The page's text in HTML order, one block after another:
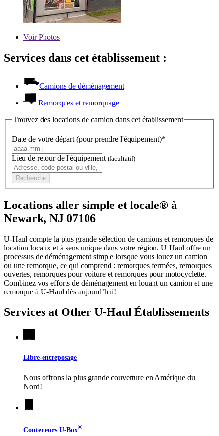
VoirPhotos
Services dans cet établissement :
Camions de déménagement
Remorques et remorquage
Trouvez des locations de camion dans cet établissement
Date de votre départ (pour prendre l'équipement)*
Lieu de retour de l'équipement (facultatif)
Recherche
Locations aller simple et locale® à
Newark, NJ 07106
U-Haul compte la plus grande sélection de camions et remorques de
location locaux et à sens unique dans votre région. U-Haul offre un
processus de déménagement simple lorsque vous louez un camion
ou une remorque, ce qui comprend : remorques fermées, remorques
ouvertes, remorques pour voiture et remorques pour motocyclette.
Combinez vos efforts de déménagement en louant un camion et une
remorque à U-Haul dès aujourd’hui!
Services at Other U-Haul Établissements
Libre-entreposage
Nous offrons la plus grande couverture en Amérique du
Nord!
Conteneurs U-Box®